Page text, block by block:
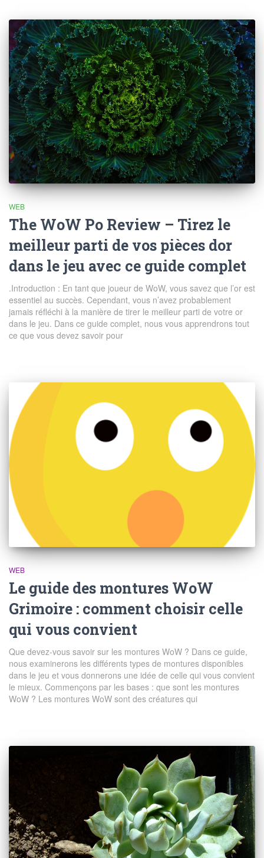
WEB
The WoW Po Review – Tirez le
meilleur parti de vos pièces dor
dans le jeu avec ce guide complet
.Introduction : En tant que joueur de WoW, vous savez que l’or est
essentiel au succès. Cependant, vous n’avez probablement
jamais réfléchi à la manière de tirer le meilleur parti de votre or
dans le jeu. Dans ce guide complet, nous vous apprendrons tout
ce que vous devez savoir pour
WEB
Le guide des montures WoW
Grimoire : comment choisir celle
qui vous convient
Que devez-vous savoir sur les montures WoW ? Dans ce guide,
nous examinerons les différents types de montures disponibles
dans le jeu et vous donnerons une idée de celle qui vous convient
le mieux. Commençons par les bases : que sont les montures
WoW ? Les montures WoW sont des créatures qui